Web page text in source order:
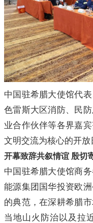
中国驻希腊大使馆代
色雷斯大区消防、民
业合作伙伴等各界嘉
文明交流为核心的开放
开幕致辞共叙情谊 殷切
中国驻希腊大使馆商
能源集团国华投资欧
的典范，在深耕希腊
当地山火防治以及拉